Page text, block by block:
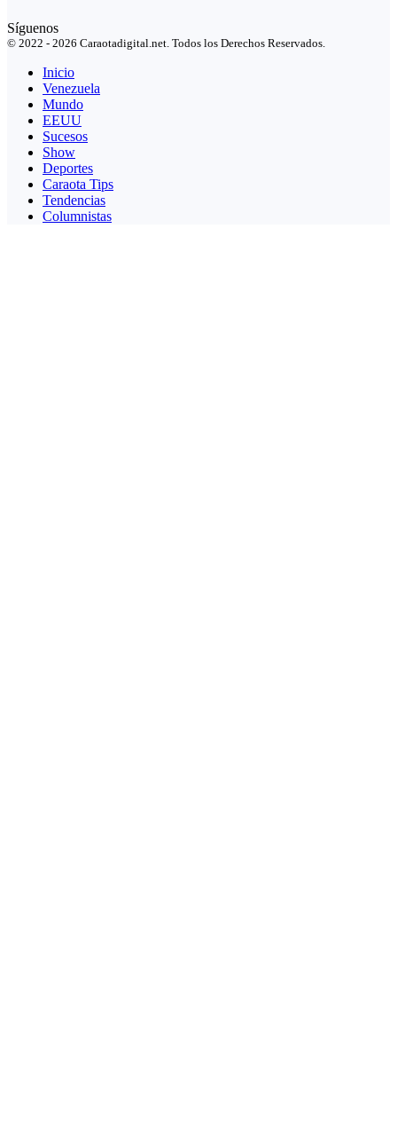
Síguenos
© 2022 - 2026 Caraotadigital.net. Todos los Derechos Reservados.
Inicio
Venezuela
Mundo
EEUU
Sucesos
Show
Deportes
Caraota Tips
Tendencias
Columnistas